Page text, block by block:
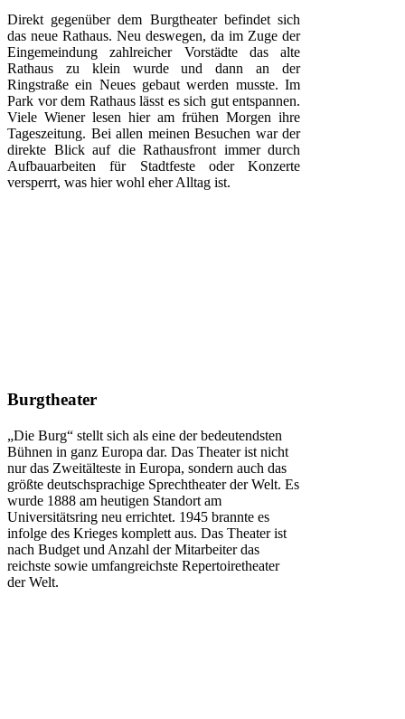
Direkt gegenüber dem Burgtheater befindet sich
das neue Rathaus. Neu deswegen, da im Zuge der
Eingemeindung zahlreicher Vorstädte das alte
Rathaus zu klein wurde und dann an der
Ringstraße ein Neues gebaut werden musste. Im
Park vor dem Rathaus lässt es sich gut entspannen.
Viele Wiener lesen hier am frühen Morgen ihre
Tageszeitung. Bei allen meinen Besuchen war der
direkte Blick auf die Rathausfront immer durch
Aufbauarbeiten für Stadtfeste oder Konzerte
versperrt, was hier wohl eher Alltag ist.
Burgtheater
„Die Burg“ stellt sich als eine der bedeutendsten
Bühnen in ganz Europa dar. Das Theater ist nicht
nur das Zweitälteste in Europa, sondern auch das
größte deutschsprachige Sprechtheater der Welt. Es
wurde 1888 am heutigen Standort am
Universitätsring neu errichtet. 1945 brannte es
infolge des Krieges komplett aus. Das Theater ist
nach Budget und Anzahl der Mitarbeiter das
reichste sowie umfangreichste Repertoiretheater
der Welt.